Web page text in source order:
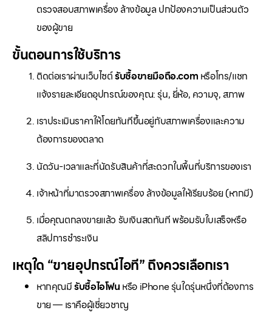
ตรวจสอบสภาพเครื่อง ล้างข้อมูล ปกป้องความเป็นส่วนตัว
ของผู้ขาย
ขั้นตอนการใช้บริการ
ติดต่อเราผ่านเว็บไซต์รับซื้อขายมือถือ.com หรือโทร/แชท
แจ้งรายละเอียดอุปกรณ์ของคุณ: รุ่น, ยี่ห้อ, ความจุ, สภาพ
เราประเมินราคาให้โดยทันทีขึ้นอยู่กับสภาพเครื่องและความ
ต้องการของตลาด
นัดวัน-เวลาและที่นัดรับสินค้าที่สะดวกในพื้นที่บริการของเรา
เจ้าหน้าที่มาตรวจสภาพเครื่อง ล้างข้อมูลให้เรียบร้อย (หากมี)
เมื่อคุณตกลงขายแล้ว รับเงินสดทันที พร้อมรับใบเสร็จหรือ
สลิปการชำระเงิน
เหตุใด “ขายอุปกรณ์ไอที” ถึงควรเลือกเรา
หากคุณมีรับซื้อไอโฟน หรือ iPhone รุ่นใดรุ่นหนึ่งที่ต้องการ
ขาย — เราคือผู้เชี่ยวชาญ